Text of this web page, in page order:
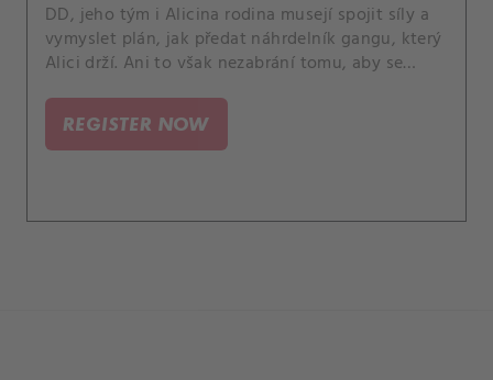
DD, jeho tým i Alicina rodina musejí spojit síly a
vymyslet plán, jak předat náhrdelník gangu, který
Alici drží. Ani to však nezabrání tomu, aby se
zvratů.
REGISTER NOW